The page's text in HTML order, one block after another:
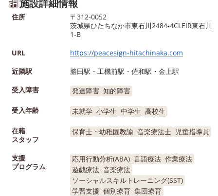
施設詳細情報
住所
〒312-0052
茨城県ひたちなか市東石川2484-4CLEIR東石川
1-B
URL
https://peacesign-hitachinaka.com
近隣駅
勝田駅・工機前駅・佐和駅・金上駅
受入障害
発達障害 知的障害
受入年齢 未就学 小学生 中学生 高校生
在籍
スタッフ
保育士・幼稚園教諭 音楽療法士 児童指導員
支援
プログラム
応用行動分析(ABA) 言語療法 作業療法
遊戯療法 音楽療法
ソーシャルスキルトレーニング(SST)
学習支援 個別療育 集団療育